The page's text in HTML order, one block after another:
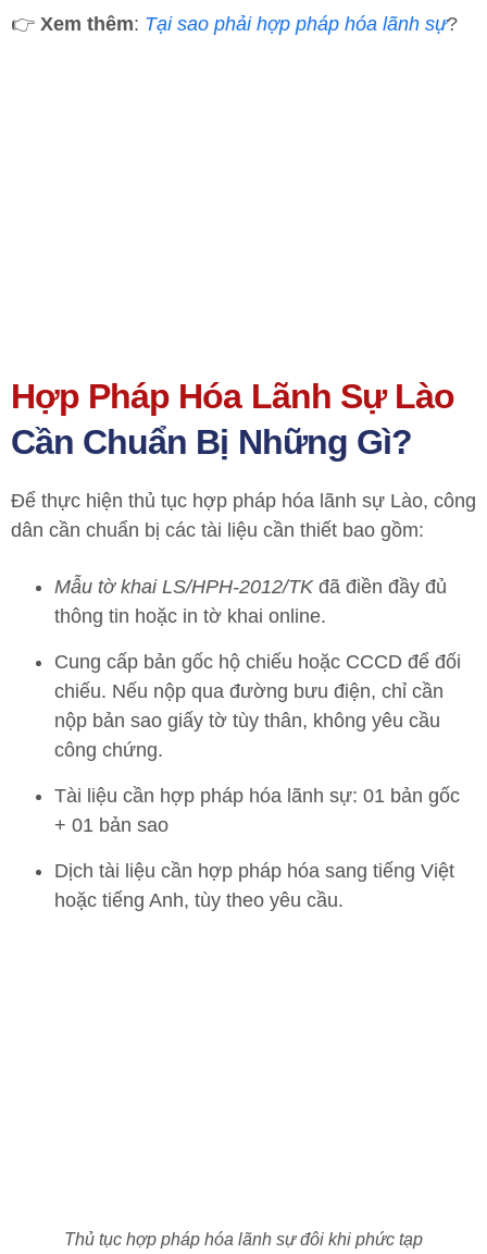
👉 Xem thêm: Tại sao phải hợp pháp hóa lãnh sự?
Hợp Pháp Hóa Lãnh Sự Lào
Cần Chuẩn Bị Những Gì?
Để thực hiện thủ tục hợp pháp hóa lãnh sự Lào, công
dân cần chuẩn bị các tài liệu cần thiết bao gồm:
Mẫu tờ khai LS/HPH-2012/TKđã điền đầy đủ
thông tin hoặc in tờ khai online.
Cung cấp bản gốc hộ chiếu hoặc CCCD để đối
chiếu. Nếu nộp qua đường bưu điện, chỉ cần
nộp bản sao giấy tờ tùy thân, không yêu cầu
công chứng.
Tài liệu cần hợp pháp hóa lãnh sự: 01 bản gốc
+ 01 bản sao
Dịch tài liệu cần hợp pháp hóa sang tiếng Việt
hoặc tiếng Anh, tùy theo yêu cầu.
Thủ tục hợp pháp hóa lãnh sự đôi khi phức tạp